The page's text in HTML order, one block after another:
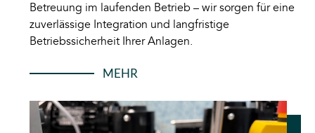
Betreuung im laufenden Betrieb – wir sorgen für eine
zuverlässige Integration und langfristige
Betriebssicherheit Ihrer Anlagen.
MEHR